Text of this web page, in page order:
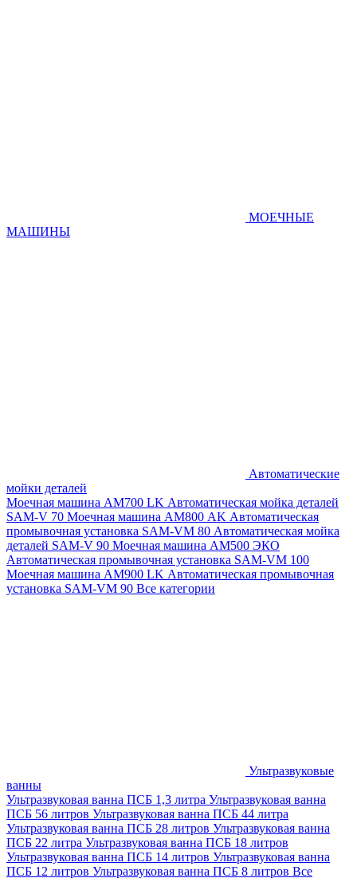
МОЕЧНЫЕ
МАШИНЫ
Автоматические
мойки деталей
Моечная машина AM700 LK Автоматическая мойка деталей
SAM-V 70 Моечная машина АМ800 AK Автоматическая
промывочная установка SAM-VM 80 Автоматическая мойка
деталей SAM-V 90 Моечная машина АМ500 ЭКО
Автоматическая промывочная установка SAM-VM 100
Моечная машина AM900 LK Автоматическая промывочная
установка SAM-VM 90 Все категории
Ультразвуковые
ванны
Ультразвуковая ванна ПСБ 1,3 литра Ультразвуковая ванна
ПСБ 56 литров Ультразвуковая ванна ПСБ 44 литра
Ультразвуковая ванна ПСБ 28 литров Ультразвуковая ванна
ПСБ 22 литра Ультразвуковая ванна ПСБ 18 литров
Ультразвуковая ванна ПСБ 14 литров Ультразвуковая ванна
ПСБ 12 литров Ультразвуковая ванна ПСБ 8 литров Все